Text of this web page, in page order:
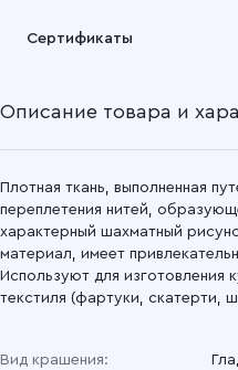
наших складов или через
Подробнее
Сертификаты
Описание товара и
Плотная ткань, выполненная
переплетения нитей,
характерный шахматный
материал, имеет
Используют для изготовления
текстиля (фартуки, скатерти,
Вид крашения: